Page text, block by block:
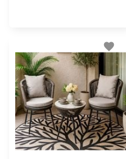
favorite